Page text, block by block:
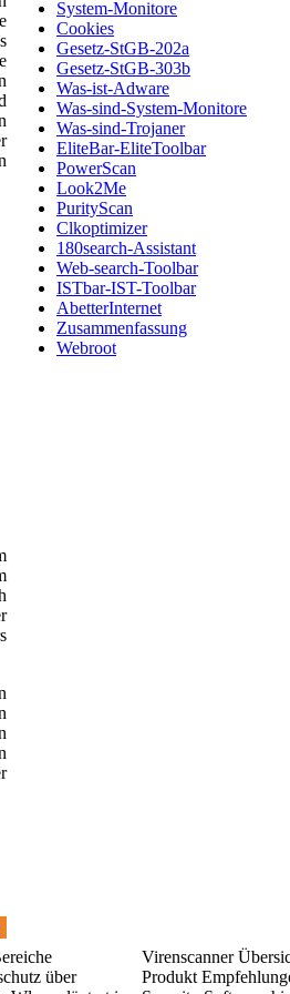
System-Monitore
Cookies
Gesetz-StGB-202a
Gesetz-StGB-303b
Was-ist-Adware
Was-sind-System-Monitore
Was-sind-Trojaner
EliteBar-EliteToolbar
PowerScan
Look2Me
PurityScan
Clkoptimizer
180search-Assistant
Web-search-Toolbar
ISTbar-IST-Toolbar
AbetterInternet
Zusammenfassung
Webroot
über
Virenscanner
Produkt